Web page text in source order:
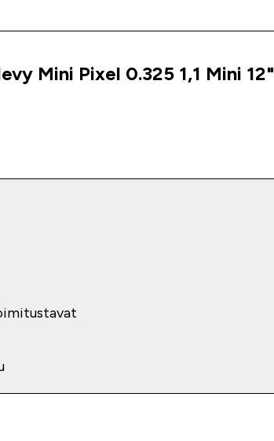
Mini Pixel 0.325 1,1 Mini 12"